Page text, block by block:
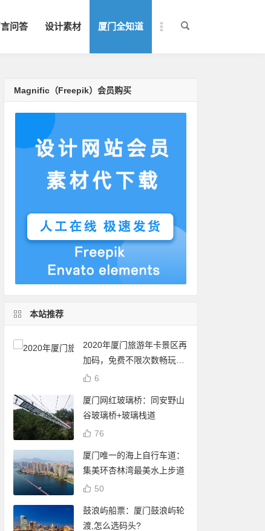
问答 设计素材 厦门全知道
Magnific（Freepik）会员购买
本站推荐
2020年厦门旅游年卡景区再
加码，免费不限次数畅玩24
个景点
6
厦门网红玻璃桥：同安野山
谷玻璃桥+玻璃栈道
76
厦门唯一的海上自行车道：
集美环杏林湾最美水上步道
50
鼓浪屿船票：厦门鼓浪屿轮
渡,怎么选码头?